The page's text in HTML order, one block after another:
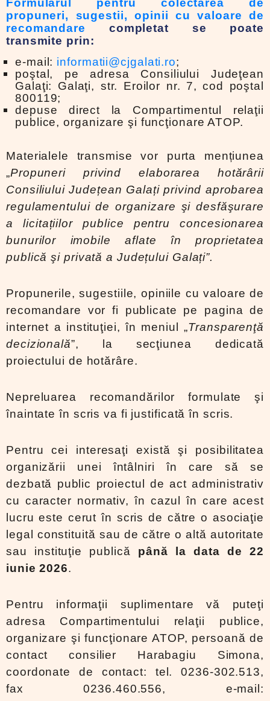
Formularul pentru colectarea de
propuneri, sugestii, opinii cu valoare de
recomandare completat se poate
transmite prin:
e-mail: informatii@cjgalati.ro;
poştal, pe adresa Consiliului Judeţean
Galaţi: Galaţi, str. Eroilor nr. 7, cod poştal
800119;
depuse direct la Compartimentul relaţii
publice, organizare şi funcţionare ATOP.
Materialele transmise vor purta mențiunea
„Propuneri privind elaborarea hotărârii
Consiliului Județean Galați privind aprobarea
regulamentului de organizare şi desfăşurare
a licitațiilor publice pentru concesionarea
bunurilor imobile aflate în proprietatea
publică şi privată a Județului Galați”.
Propunerile, sugestiile, opiniile cu valoare de
recomandare vor fi publicate pe pagina de
internet a instituţiei, în meniul „Transparenţă
decizională”, la secţiunea dedicată
proiectului de hotărâre.
Nepreluarea recomandărilor formulate şi
înaintate în scris va fi justificată în scris.
Pentru cei interesaţi există şi posibilitatea
organizării unei întâlniri în care să se
dezbată public proiectul de act administrativ
cu caracter normativ, în cazul în care acest
lucru este cerut în scris de către o asociaţie
legal constituită sau de către o altă autoritate
sau instituţie publică până la data de 22
iunie 2026.
Pentru informaţii suplimentare vă puteţi
adresa Compartimentului relaţii publice,
organizare şi funcţionare ATOP, persoană de
contact consilier Harabagiu Simona,
coordonate de contact: tel. 0236-302.513,
fax 0236.460.556, e-mail: